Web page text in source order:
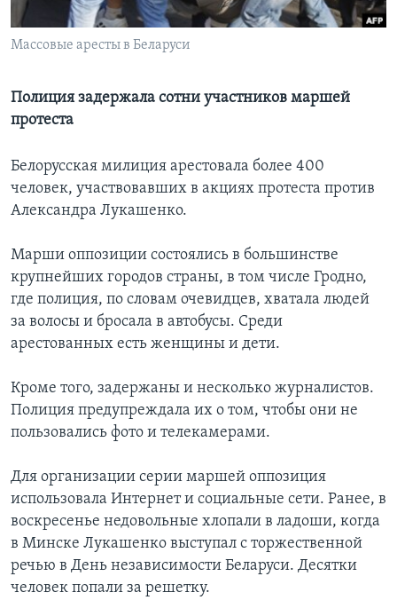
Learning English
Языки
Массовые аресты в Беларуси
Полиция задержала сотни участников маршей
протеста
Белорусская милиция арестовала более 400
человек, участвовавших в акциях протеста против
Александра Лукашенко.
Марши оппозиции состоялись в большинстве
крупнейших городов страны, в том числе Гродно,
где полиция, по словам очевидцев, хватала людей
за волосы и бросала в автобусы. Среди
арестованных есть женщины и дети.
Кроме того, задержаны и несколько журналистов.
Полиция предупреждала их о том, чтобы они не
пользовались фото и телекамерами.
Для организации серии маршей оппозиция
использовала Интернет и социальные сети. Ранее, в
воскресенье недовольные хлопали в ладоши, когда
в Минске Лукашенко выступал с торжественной
речью в День независимости Беларуси. Десятки
человек попали за решетку.